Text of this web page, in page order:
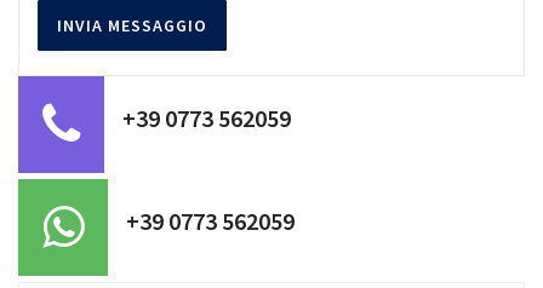
+39 0773 562059
+39 0773 562059